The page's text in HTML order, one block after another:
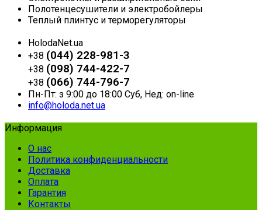
Полотенцесушители и электробойлеры
Теплый плинтус и терморегуляторы
HolodaNet.ua
+38 (044) 228-981-3
+38 (098) 744-422-7
+38 (066) 744-796-7
Пн-Пт: з 9:00 до 18:00 Суб, Нед: on-line
info@holoda.net.ua
Информация
О нас
Политика конфиденциальности
Доставка
Оплата
Гарантия
Контакты